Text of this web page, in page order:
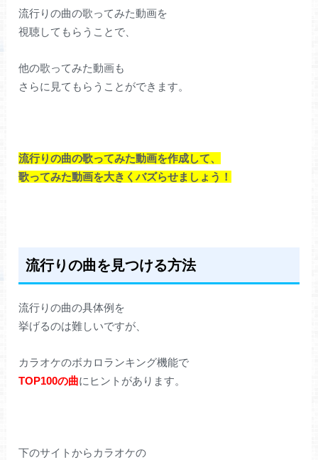
流行りの曲の歌ってみた動画を
視聴してもらうことで、
他の歌ってみた動画も
さらに見てもらうことができます。
流行りの曲の歌ってみた動画を作成して、
歌ってみた動画を大きくバズらせましょう！
流行りの曲を見つける方法
流行りの曲の具体例を
挙げるのは難しいですが、
カラオケのボカロランキング機能で
TOP100の曲にヒントがあります。
下のサイトからカラオケの